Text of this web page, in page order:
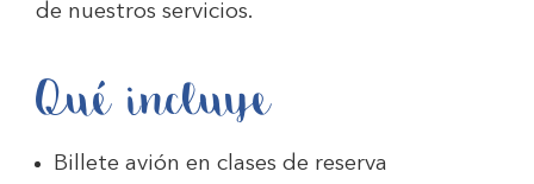
de nuestros servicios.
Qué incluye
Billete avión en clases de reserva